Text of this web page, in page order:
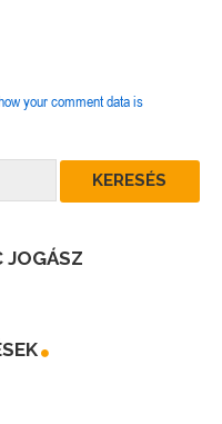
your comment data is
JOGÁSZ